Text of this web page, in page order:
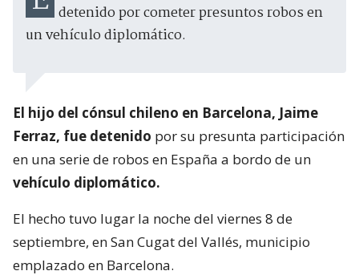
detenido por cometer presuntos robos en
un vehículo diplomático.
El hijo del cónsul chileno en Barcelona, Jaime
Ferraz, fue detenido por su presunta participación
en una serie de robos en España a bordo de un
vehículo diplomático.
El hecho tuvo lugar la noche del viernes 8 de
septiembre, en San Cugat del Vallés, municipio
emplazado en Barcelona.